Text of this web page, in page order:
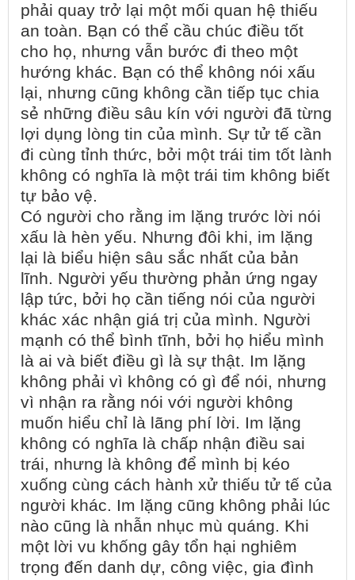
phải quay trở lại một mối quan hệ thiếu
an toàn. Bạn có thể cầu chúc điều tốt
cho họ, nhưng vẫn bước đi theo một
hướng khác. Bạn có thể không nói xấu
lại, nhưng cũng không cần tiếp tục chia
sẻ những điều sâu kín với người đã từng
lợi dụng lòng tin của mình. Sự tử tế cần
đi cùng tỉnh thức, bởi một trái tim tốt lành
không có nghĩa là một trái tim không biết
tự bảo vệ.
Có người cho rằng im lặng trước lời nói
xấu là hèn yếu. Nhưng đôi khi, im lặng
lại là biểu hiện sâu sắc nhất của bản
lĩnh. Người yếu thường phản ứng ngay
lập tức, bởi họ cần tiếng nói của người
khác xác nhận giá trị của mình. Người
mạnh có thể bình tĩnh, bởi họ hiểu mình
là ai và biết điều gì là sự thật. Im lặng
không phải vì không có gì để nói, nhưng
vì nhận ra rằng nói với người không
muốn hiểu chỉ là lãng phí lời. Im lặng
không có nghĩa là chấp nhận điều sai
trái, nhưng là không để mình bị kéo
xuống cùng cách hành xử thiếu tử tế của
người khác. Im lặng cũng không phải lúc
nào cũng là nhẫn nhục mù quáng. Khi
một lời vu khống gây tổn hại nghiêm
trọng đến danh dự, công việc, gia đình